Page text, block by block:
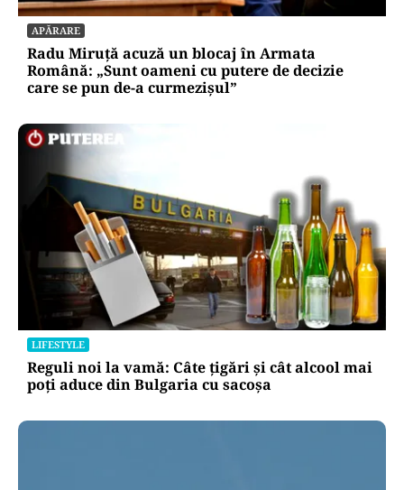
APĂRARE
Radu Miruță acuză un blocaj în Armata
Română: „Sunt oameni cu putere de decizie
care se pun de-a curmezișul”
LIFESTYLE
Reguli noi la vamă: Câte țigări și cât alcool mai
poți aduce din Bulgaria cu sacoșa